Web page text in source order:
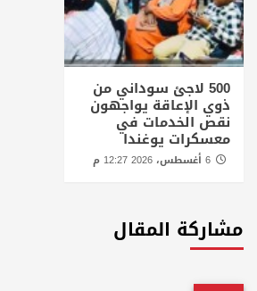
500 لاجئ سوداني من
ذوي الإعاقة يواجهون
نقص الخدمات في
معسكرات يوغندا
مشاركة المقال